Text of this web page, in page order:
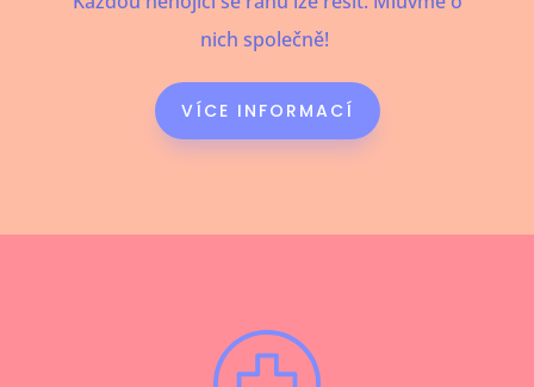
nich společně!
VÍCE INFORMACÍ